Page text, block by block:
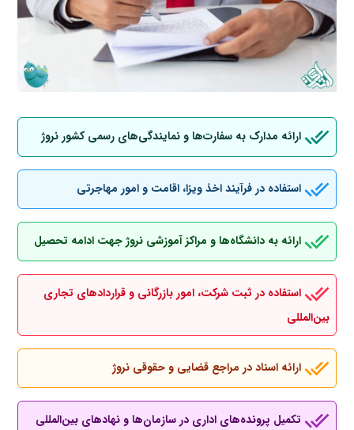
ارائه مدارک به سفارت‌ها و نمایندگی‌های رسمی کشور نروژ
استفاده در فرآیند اخذ ویزا، اقامت و امور مهاجرتی
ارائه به دانشگاه‌ها و مراکز آموزشی نروژ جهت ادامه تحصیل
استفاده در ثبت شرکت، امور بازرگانی و قراردادهای تجاری
بین‌المللی
ارائه اسناد در مراجع قضایی و حقوقی نروژ
تکمیل پرونده‌های اداری در سازمان‌ها و نهادهای بین‌المللی